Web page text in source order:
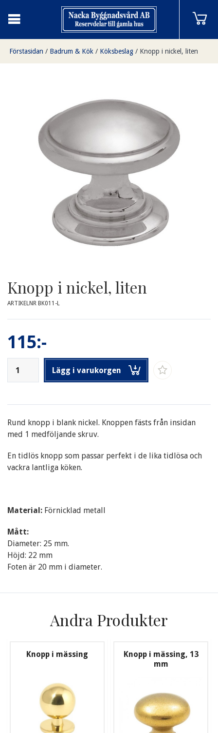
Förstasidan / Badrum & Kök / Köksbeslag / Knopp i nickel, liten
Knopp i nickel, liten
ARTIKELNR BK011-L
115:-
Lägg i varukorgen
Rund knopp i blank nickel. Knoppen fästs från insidan
med 1 medföljande skruv.
En tidlös knopp som passar perfekt i de lika tidlösa och
vackra lantliga köken.
Material: Förnicklad metall
Mått:
Diameter: 25 mm.
Höjd: 22 mm
Foten är 20 mm i diameter.
Andra Produkter
Knopp i mässing
Knopp i mässing, 13
mm